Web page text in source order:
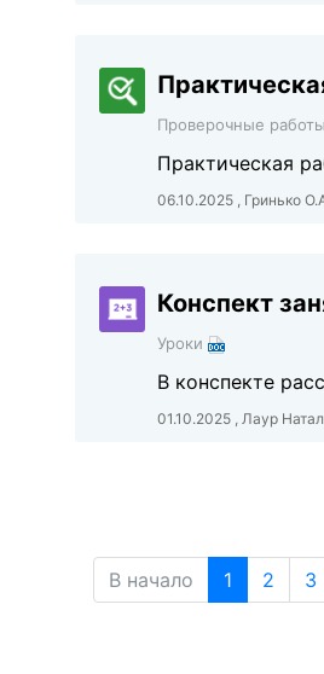
Проверочные
Практическая
06.10.2025 , Гринько
Конспект
Уроки
В конспекте
01.10.2025 , Лаур
В начало 1 2 3